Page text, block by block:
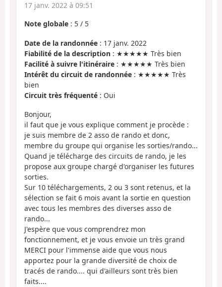
17 janv. 2022 à 09:51
Note globale : 5 / 5
Date de la randonnée : 17 janv. 2022
Fiabilité de la description : ★★★★★ Très bien
Facilité à suivre l'itinéraire : ★★★★★ Très bien
Intérêt du circuit de randonnée : ★★★★★ Très
bien
Circuit très fréquenté : Oui
Bonjour,
il faut que je vous explique comment je procède :
je suis membre de 2 asso de rando et donc,
membre du groupe qui organise les sorties/rando...
Quand je télécharge des circuits de rando, je les
propose aux groupe chargé d'organiser les futures
sorties.
Sur 10 téléchargements, 2 ou 3 sont retenus, et la
sélection se fait 6 mois avant la sortie en question
avec tous les membres des diverses asso de
rando...
J'espère que vous comprendrez mon
fonctionnement, et je vous envoie un très grand
MERCI pour l'immense aide que vous nous
apportez pour la grande diversité de choix de
tracés de rando.... qui d'ailleurs sont très bien
faits....